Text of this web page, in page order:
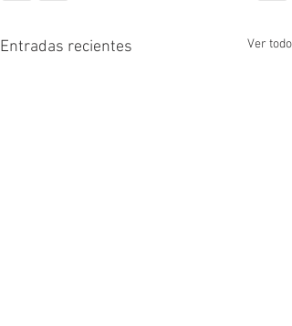
Entradas recientes Ver todo